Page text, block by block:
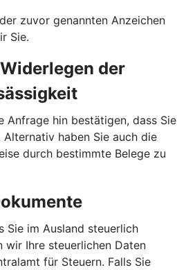
zuvor genannten Anzeichen
Sie.
der
Anfrage hin bestätigen, dass Sie
Alternativ haben Sie auch die
durch bestimmte Belege zu
Sie im Ausland steuerlich
wir Ihre steuerlichen Daten
für Steuern. Falls Sie